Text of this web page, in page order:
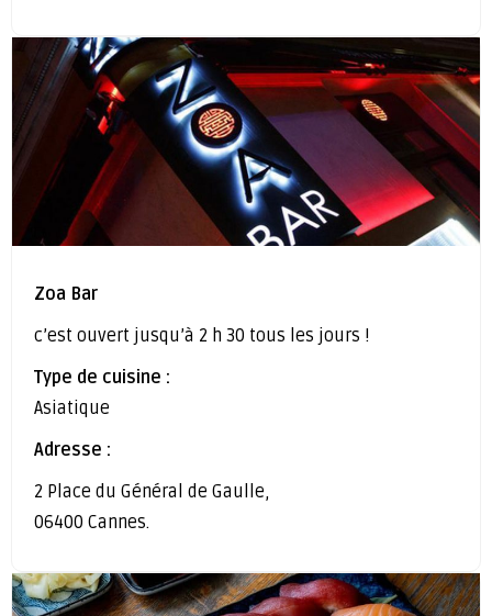
Zoa Bar
c’est ouvert jusqu’à 2 h 30 tous les jours !
Type de cuisine :
Asiatique
Adresse :
2 Place du Général de Gaulle,
06400 Cannes.